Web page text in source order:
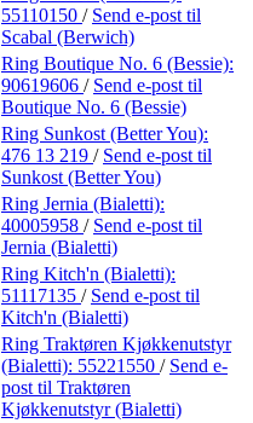
55110150 / Send e-post til
Scabal (Berwich)
Ring Boutique No. 6 (Bessie):
90619606 / Send e-post til
Boutique No. 6 (Bessie)
Ring Sunkost (Better You):
476 13 219 / Send e-post til
Sunkost (Better You)
Ring Jernia (Bialetti):
40005958 / Send e-post til
Jernia (Bialetti)
Ring Kitch'n (Bialetti):
51117135 / Send e-post til
Kitch'n (Bialetti)
Ring Traktøren Kjøkkenutstyr
(Bialetti): 55221550 / Send e-
post til Traktøren
Kjøkkenutstyr (Bialetti)